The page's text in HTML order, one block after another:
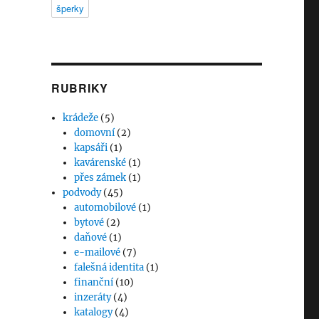
šperky
RUBRIKY
krádeže (5)
domovní (2)
kapsáři (1)
kavárenské (1)
přes zámek (1)
podvody(45)
automobilové (1)
bytové (2)
daňové (1)
e-mailové (7)
falešná identita (1)
finanční (10)
inzeráty(4)
katalogy(4)